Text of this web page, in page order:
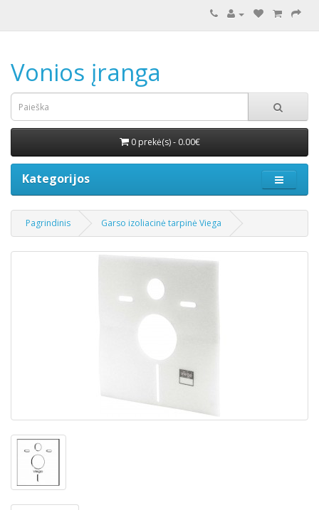
Vonios įranga
0 prekė(s) - 0.00€
Kategorijos
Pagrindinis Garso izoliacinė tarpinė Viega